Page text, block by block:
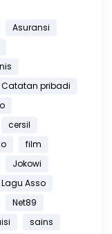
Asuransi
Catatan pribadi
cersil
film
Jokowi
Lagu Asso
Net89
sains